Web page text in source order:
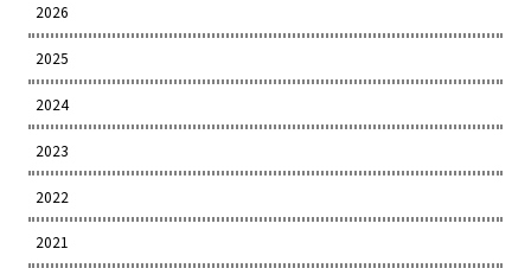
2026
2025
2024
2023
2022
2021